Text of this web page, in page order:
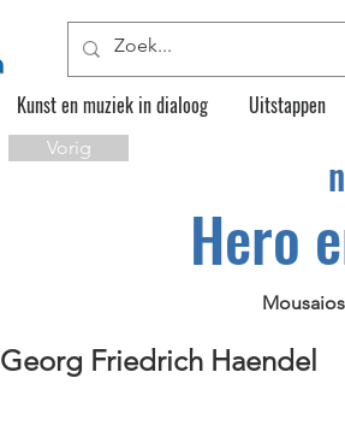
Kunst en muziek in dialoog Uitstappen
Hero
Vorig
Georg Friedrich Haendel